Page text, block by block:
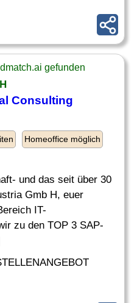
gefunden
Consulting
Homeoffice möglich
und das seit über 30
Gmb H, euer
IT-
zu den TOP 3 SAP-